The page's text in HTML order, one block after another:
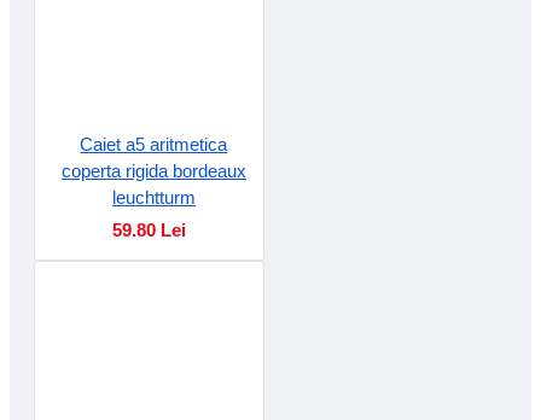
Caiet a5 aritmetica
coperta rigida bordeaux
leuchtturm
59.80 Lei